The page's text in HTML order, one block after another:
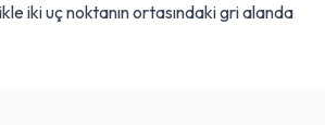
iki uç noktanın ortasındaki gri alanda